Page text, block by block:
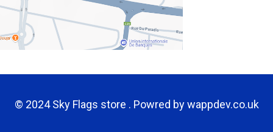
© 2024 Sky Flags store . Powred bywappdev.co.uk